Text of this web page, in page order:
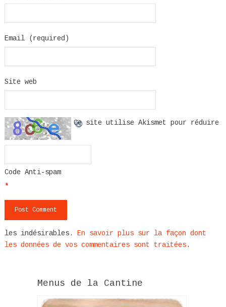
Email (required)
Site web
Code Anti-spam
*
Ce site utilise Akismet pour réduire
les indésirables.
En savoir plus sur la façon dont
les données de vos commentaires sont traitées.
Menus de la Cantine